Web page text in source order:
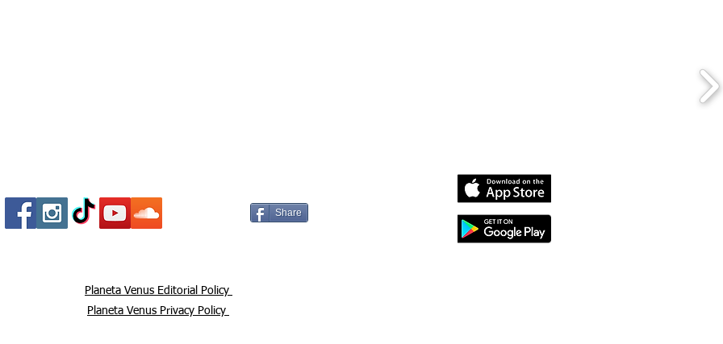
Share
Planeta Venus Privacy Policy
Planeta Venus Editorial Policy